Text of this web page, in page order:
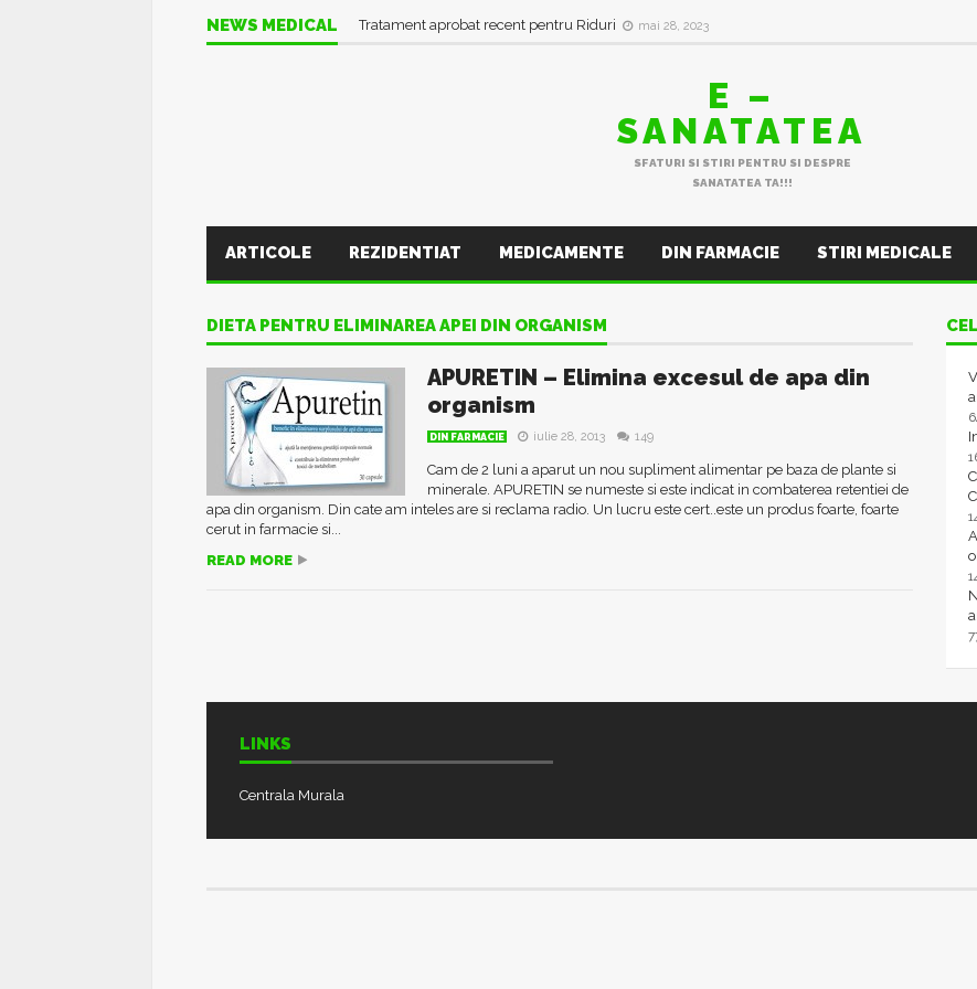
NEWS MEDICAL Tratament aprobat recent pentru Riduri mai 28, 2023
E –
SANATATEA
SFATURI SI STIRI PENTRU SI DESPRE
SANATATEA TA!!!
ARTICOLE REZIDENTIAT MEDICAMENTE DIN FARMACIE STIRI MEDICALE
DIETA PENTRU ELIMINAREA APEI DIN ORGANISM
APURETIN – Elimina excesul de apa din
organism
DIN FARMACIE iulie 28, 2013 149
Cam de 2 luni a aparut un nou supliment alimentar pe baza de plante si
minerale. APURETIN se numeste si este indicat in combaterea retentiei de
apa din organism. Din cate am inteles are si reclama radio. Un lucru este cert..este un produs foarte, foarte
cerut in farmacie si...
READ MORE
LINKS
Centrala Murala